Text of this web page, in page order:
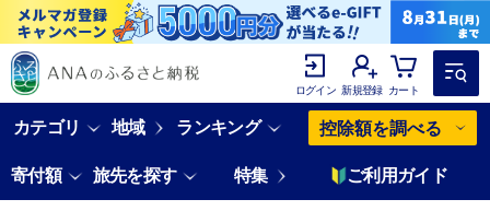
ログイン 新規登録 カート
カテゴリ 地域 ランキング 控除額を調べる
寄付額 旅先を探す 特集 ご利用ガイド